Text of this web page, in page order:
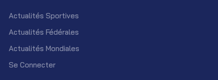
Actualités Sportives
Actualités Fédérales
Actualités Mondiales
Se Connecter